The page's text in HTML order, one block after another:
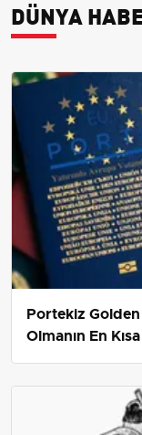
DÜNYA
Portekiz Golden
Olmanın En